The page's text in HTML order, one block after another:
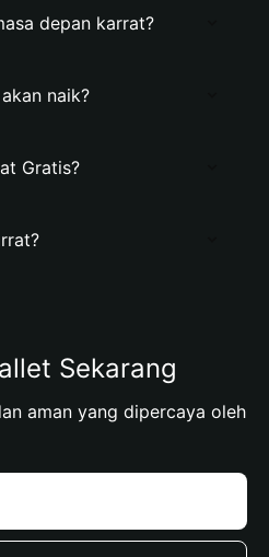
depan karrat?
naik?
Gratis?
Sekarang
aman yang dipercaya oleh